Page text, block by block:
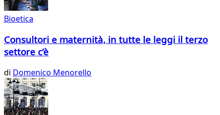
Bioetica
Consultori e maternità, in tutte le leggi il terzo
settore c’è
di Domenico Menorello